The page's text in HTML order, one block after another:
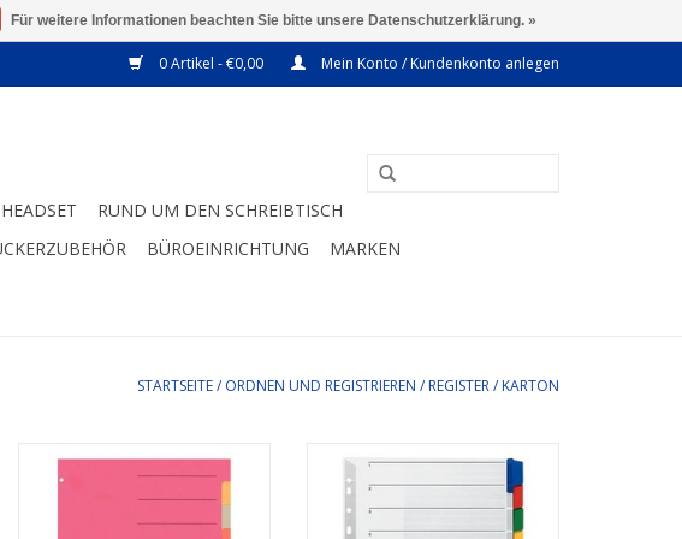
0 Artikel - €0,00 Mein Konto / Kundenkonto anlegen
HEADSET
RUND UM DEN SCHREIBTISCH
BÜROEINRICHTUNG MARKEN
STARTSEITE/ ORDNEN UND REGISTRIEREN / REGISTER/ KARTON
Für Format A4, 10 Blatt,
extrastarker Karton,
durchgefärbt
Für Format A4. 10 Blatt Blanko.
Stabiler Karton. Mehrfarbig.
ZUM WARENKORB HINZUFÜGEN
Für weitere Informationen beachten Sie bitte unsere Datenschutzerklärung. »